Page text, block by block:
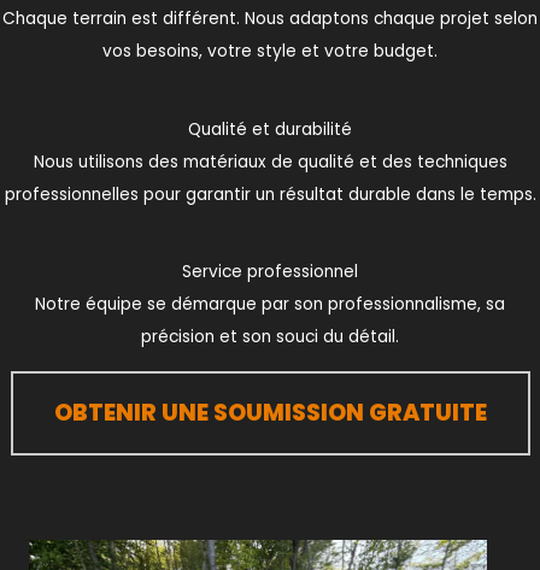
Chaque terrain est différent. Nous adaptons chaque projet selon
vos besoins, votre style et votre budget.
Qualité et durabilité
Nous utilisons des matériaux de qualité et des techniques
professionnelles pour garantir un résultat durable dans le temps.
Service professionnel
Notre équipe se démarque par son professionnalisme, sa
précision et son souci du détail.
OBTENIR UNE SOUMISSION GRATUITE